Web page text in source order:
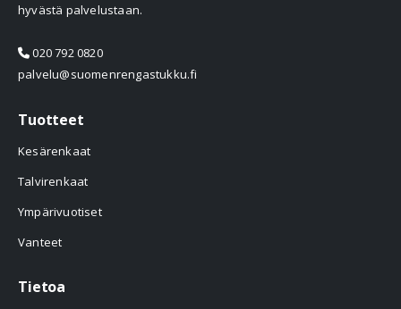
hyvästä palvelustaan.
020 792 0820
palvelu@suomenrengastukku.fi
Tuotteet
Kesärenkaat
Talvirenkaat
Ympärivuotiset
Vanteet
Tietoa